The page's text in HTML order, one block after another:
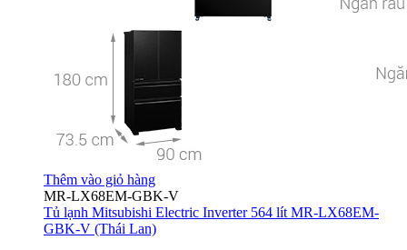
Thêm vào giỏ hàng
MR-LX68EM-GBK-V
Tủ lạnh Mitsubishi Electric Inverter 564 lít MR-LX68EM-
GBK-V (Thái Lan)